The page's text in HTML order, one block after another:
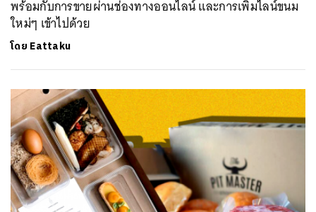
พร้อมกับการขายผ่านช่องทางออนไลน์ และการเพิ่มไลน์ขนม
ใหม่ๆ เข้าไปด้วย
โดย Eattaku